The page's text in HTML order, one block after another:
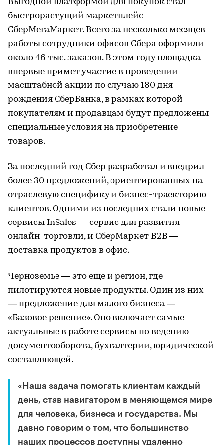
Выгодной платформой для покупок стал
быстрорастущий маркетплейс
СберМегаМаркет. Всего за несколько месяцев
работы сотрудники офисов Сбера оформили
около 46 тыс. заказов. В этом году площадка
впервые примет участие в проведении
масштабной акции по случаю 180 дня
рождения СберБанка, в рамках которой
покупателям и продавцам будут предложены
специальные условия на приобретение
товаров.
За последний год Сбер разработал и внедрил
более 30 предложений, ориентированных на
отраслевую специфику и бизнес-траекторию
клиентов. Одними из последних стали новые
сервисы InSales — сервис для развития
онлайн-торговли, и СберМаркет B2B —
доставка продуктов в офис.
Черноземье — это еще и регион, где
пилотируются новые продукты. Один из них
— предложение для малого бизнеса —
«Базовое решение». Оно включает самые
актуальные в работе сервисы по ведению
документооборота, бухгалтерии, юридической
составляющей.
«Наша задача помогать клиентам каждый
день, став навигатором в меняющемся мире
для человека, бизнеса и государства. Мы
давно говорим о том, что большинство
наших процессов доступны удаленно